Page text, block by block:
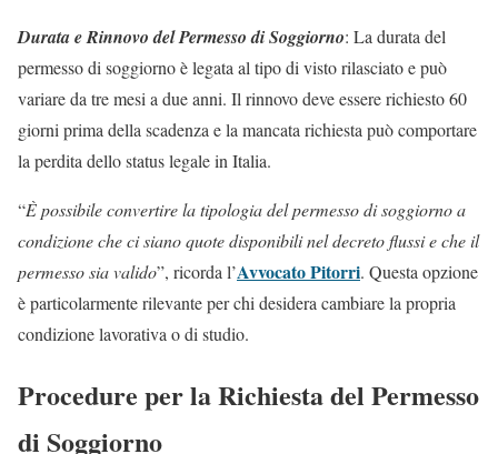
Durata e Rinnovo del Permesso di Soggiorno: La durata del
permesso di soggiorno è legata al tipo di visto rilasciato e può
variare da tre mesi a due anni. Il rinnovo deve essere richiesto 60
giorni prima della scadenza e la mancata richiesta può comportare
la perdita dello status legale in Italia.
“È possibile convertire la tipologia del permesso di soggiorno a
condizione che ci siano quote disponibili nel decreto flussi e che il
permesso sia valido”, ricorda l’Avvocato Pitorri. Questa opzione
è particolarmente rilevante per chi desidera cambiare la propria
condizione lavorativa o di studio.
Procedure per la Richiesta del Permesso
di Soggiorno